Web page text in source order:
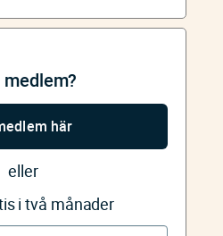
här
eller
i två månader